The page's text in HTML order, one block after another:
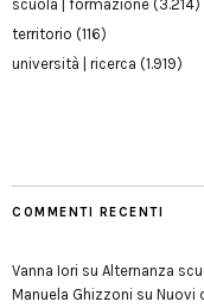
scuola | formazione (3.214)
territorio (116)
università | ricerca (1.919)
COMMENTI RECENTI
Vanna Iori su Alternanza
Manuela Ghizzoni su Nuovi